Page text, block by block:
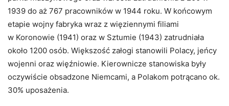
1939 do aż 767 pracowników w 1944 roku. W końcowym
etapie wojny fabryka wraz z więziennymi filiami
w Koronowie (1941) oraz w Sztumie (1943) zatrudniała
około 1200 osób. Większość załogi stanowili Polacy, jeńcy
wojenni oraz więźniowie. Kierownicze stanowiska były
oczywiście obsadzone Niemcami, a Polakom potrącano ok.
30% uposażenia.